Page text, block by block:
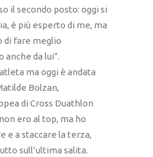
il secondo posto: oggi si
è più esperto di me, ma
di fare meglio
anche da lui”.
ma oggi è andata
Bolzan,
di Cross Duathlon
ero al top, ma ho
e a staccare la terza,
sull’ultima salita.